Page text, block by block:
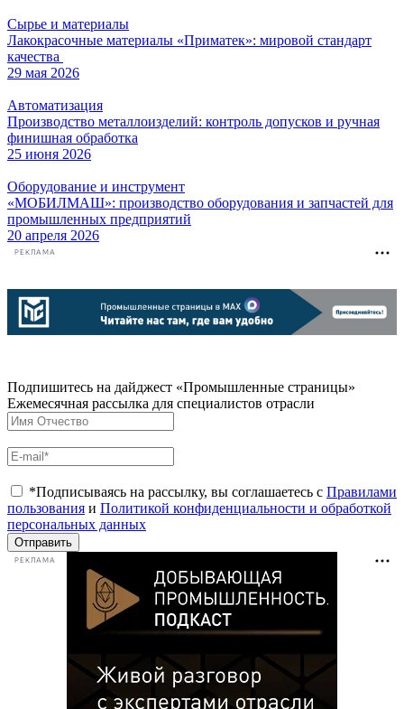
Сырье и материалы
Лакокрасочные материалы «Приматек»: мировой стандарт
качества
29 мая 2026
Автоматизация
Производство металлоизделий: контроль допусков и ручная
финишная обработка
25 июня 2026
Оборудование и инструмент
«МОБИЛМАШ»: производство оборудования и запчастей для
промышленных предприятий
20 апреля 2026
РЕКЛАМА
Подпишитесь на дайджест «Промышленные страницы»
Ежемесячная рассылка для специалистов отрасли
*Подписываясь на рассылку, вы соглашаетесь с Правилами
пользования и Политикой конфиденциальности и обработкой
персональных данных
Отправить
РЕКЛАМА